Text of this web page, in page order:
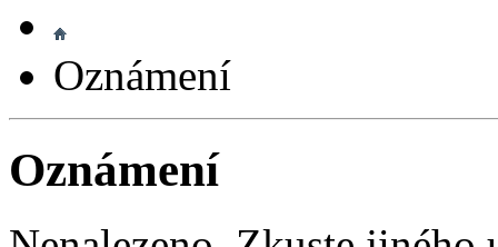
Oznámení
Oznámení